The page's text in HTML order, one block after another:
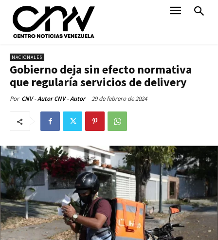
NACIONALES
Gobierno deja sin efecto normativa
que regularía servicios de delivery
Por CNV - Autor CNV - Autor 29 de febrero de 2024